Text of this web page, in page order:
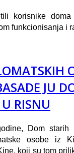
korisnike
funkcionisanja i
JU
RISNU
Dom starih
osobe iz
koji su tom